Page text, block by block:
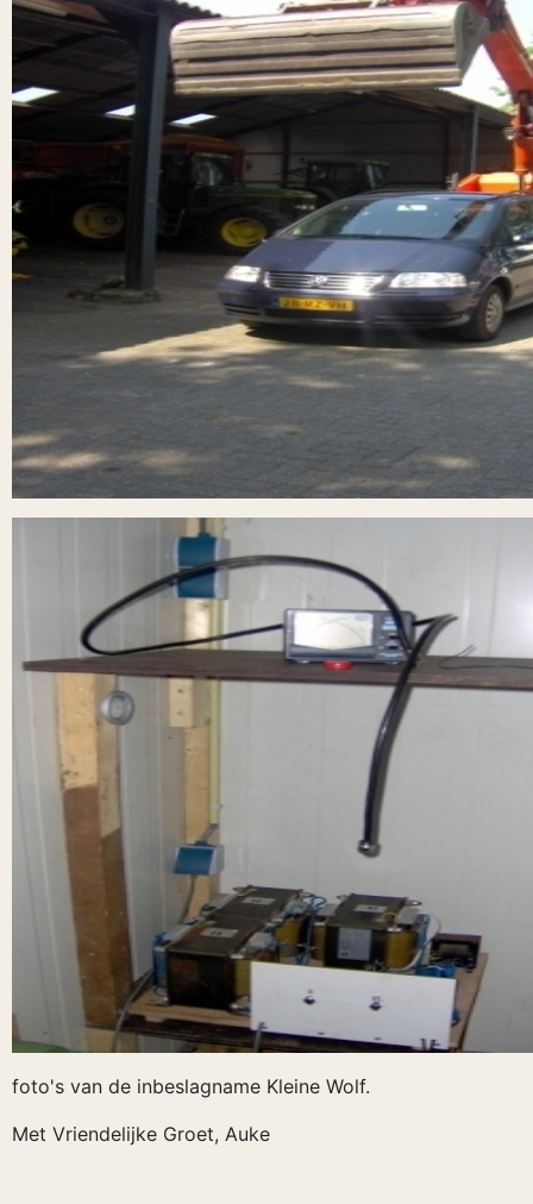
foto's van de inbeslagname Kleine Wolf.
Met Vriendelijke Groet, Auke